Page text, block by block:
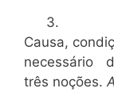
3.
Causa,
necessário
três noções.